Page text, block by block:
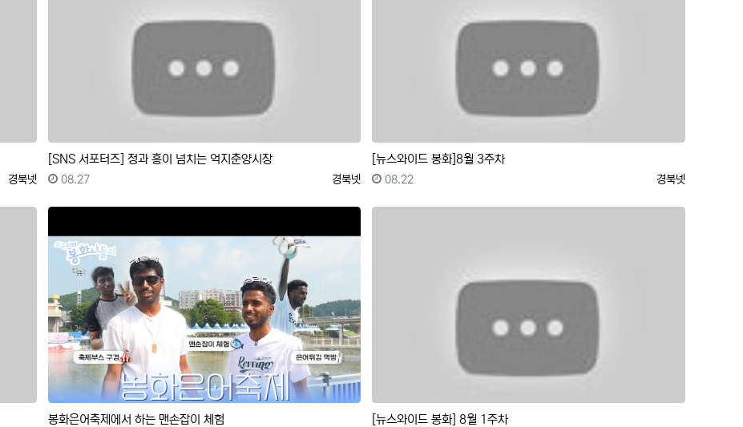
등록자
경북넷
[SNS 서포터즈] 정과 흥이 넘치는 억지춘양시장
등록자
경북넷
등록일
08.27
[뉴스와이드 봉화]8월 3주차
등록자
경북넷
등록일
08.22
봉화은어축제에서 하는 맨손잡이 체험 [뉴스와이드 봉화] 8월 1주차